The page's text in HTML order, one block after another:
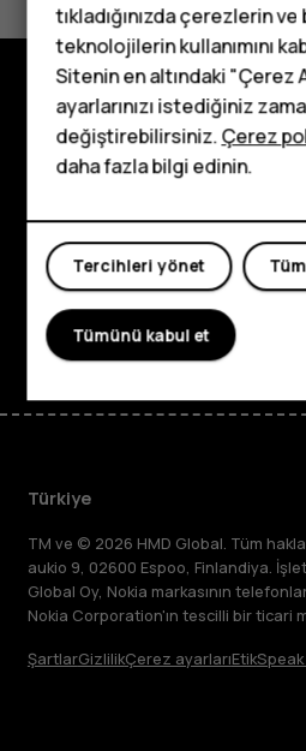
Tuşlu
Çocuklar için
telefonlar
Keşfedin
Hakkında
Planet and people
Destek
Facebook
Youtube
Türkiye
TM ve © 2026 HMD Global. Tüm
aukio 9, 02600 Espoo, Finlandiya.
Global Oy, Nokia markasının
Nokia Corporation'ın tescilli bir ticari
ŞartlarGizlilikÇerez ayarlarıEtik
tıkladığınızda çerezlerin
teknolojilerin kullanımını
Sitenin en altındaki "Çerez
ayarlarınızı istediğiniz
değiştirebilirsiniz.Çerez
daha fazla bilgi edinin.
Tercihleri yönet
Tümünü kabul et